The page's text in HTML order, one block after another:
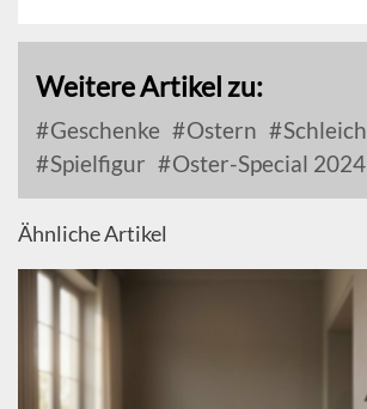
Weitere Artikel zu:
Geschenke Ostern
Schleich
Spielfigur
Oster-Special 2024
Ähnliche Artikel